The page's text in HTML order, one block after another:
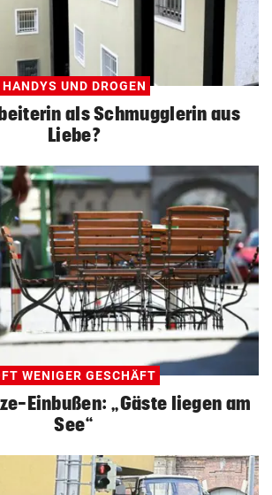
HANDYS UND DROGEN
als Schmugglerin aus
Liebe?
WENIGER GESCHÄFT
Einbußen: „Gäste liegen am
See“